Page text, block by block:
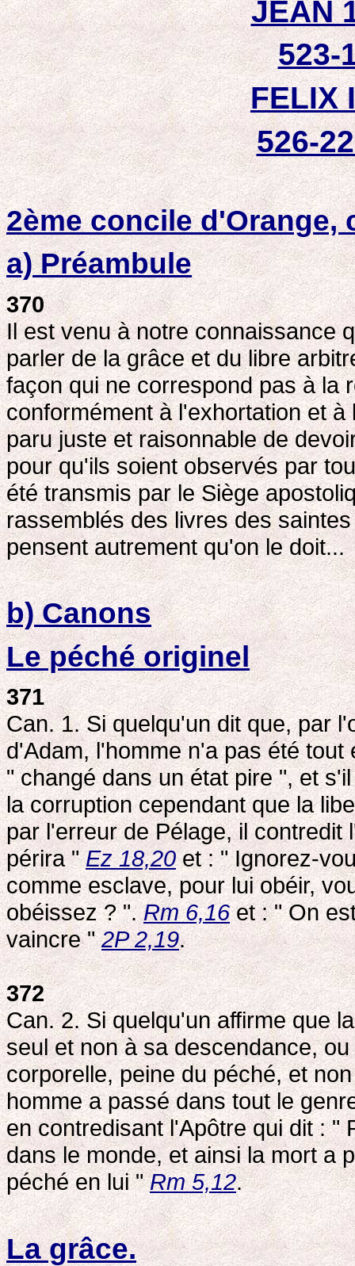
JEAN
523-
FELIX
526-
2ème concile d'Orange,
a) Préambule
370
Il est venu à notre connaissance
parler de la grâce et du libre
façon qui ne correspond pas à la
conformément à l'exhortation et
paru juste et raisonnable de
pour qu'ils soient observés par
été transmis par le Siège
rassemblés des livres des
pensent autrement qu'on le doit...
b) Canons
Le péché originel
371
Can. 1. Si quelqu'un dit que, par
d'Adam, l'homme n'a pas été
" changé dans un état pire ", et
la corruption cependant que la
par l'erreur de Pélage, il
périra "Ez 18,20et : " Ignorez-
comme esclave, pour lui obéir,
obéissez ? ".Rm 6,16et : " On
vaincre "2P 2,19.
372
Can. 2. Si quelqu'un affirme que
seul et non à sa descendance,
corporelle, peine du péché, et
homme a passé dans tout le
en contredisant l'Apôtre qui dit : "
dans le monde, et ainsi la mort a
péché en lui "Rm 5,12.
La grâce.